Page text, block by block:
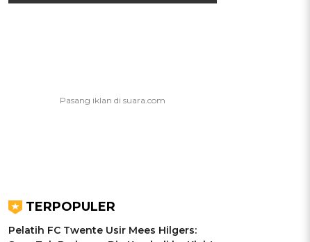
TERPOPULER
Pelatih FC Twente Usir Mees Hilgers: